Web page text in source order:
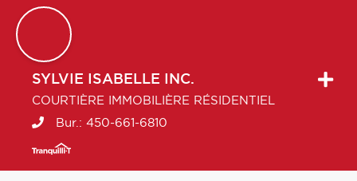
SYLVIE ISABELLE INC.
COURTIÈRE IMMOBILIÈRE RÉSIDENTIEL
Bur.: 450-661-6810